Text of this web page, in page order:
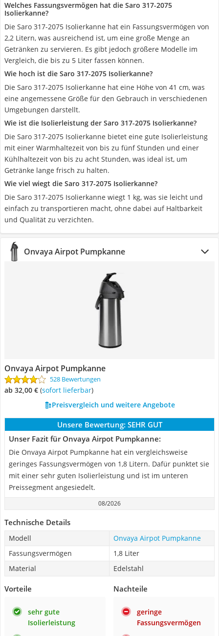
Welches Fassungsvermögen hat die Saro 317-2075
Isolierkanne?
Die Saro 317-2075 Isolierkanne hat ein Fassungsvermögen von
2,2 Litern, was ausreichend ist, um eine große Menge an
Getränken zu servieren. Es gibt jedoch größere Modelle im
Vergleich, die bis zu 5 Liter fassen können.
Wie hoch ist die Saro 317-2075 Isolierkanne?
Die Saro 317-2075 Isolierkanne hat eine Höhe von 41 cm, was
eine angemessene Größe für den Gebrauch in verschiedenen
Umgebungen darstellt.
Wie ist die Isolierleistung der Saro 317-2075 Isolierkanne?
Die Saro 317-2075 Isolierkanne bietet eine gute Isolierleistung
mit einer Warmhaltezeit von bis zu fünf Stunden und einer
Kühlhaltezeit von bis zu acht Stunden, was ideal ist, um
Getränke lange frisch zu halten.
Wie viel wiegt die Saro 317-2075 Isolierkanne?
Die Saro 317-2075 Isolierkanne wiegt 1 kg, was sie leicht und
einfach zu transportieren macht, ohne dabei auf Haltbarkeit
und Qualität zu verzichten.
Onvaya Airpot Pumpkanne
Onvaya Airpot Pumpkanne
528 Bewertungen
ab 32,00 € ( Sofort lieferbar)
Preisvergleich und weitere Angebote
Unsere Bewertung: SEHR GUT
Unser Fazit für Onvaya Airpot Pumpkanne:
Die Onvaya Airpot Pumpkanne hat ein vergleichsweise
geringes Fassungsvermögen von 1,8 Litern. Dafür punktet sie
mit einer sehr guten Isolierleistung und ist im unteren
Preissegment angesiedelt.
08/2026
Technische Details
Modell
Onvaya Airpot Pumpkanne
Fassungsvermögen
1,8 Liter
Material
Edelstahl
Vorteile
sehr gute
Isolierleistung
Nachteile
geringe
Fassungsvermögen